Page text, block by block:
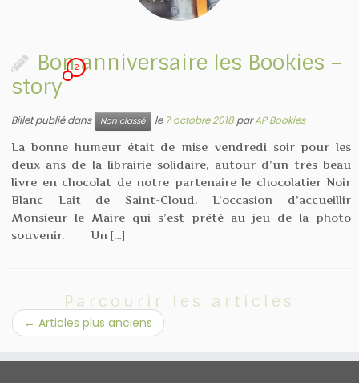
Bon anniversaire les Bookies –
story
2
Billet publié dans Non classé le 7 octobre 2018parAP Bookies
La bonne humeur était de mise vendredi soir pour les
deux ans de la librairie solidaire, autour d’un très beau
livre en chocolat de notre partenaire le chocolatier Noir
Blanc Lait de Saint-Cloud. L’occasion d’accueillir
Monsieur le Maire qui s’est prêté au jeu de la photo
souvenir. Un […]
Parcourir les articles
← Articles plus anciens